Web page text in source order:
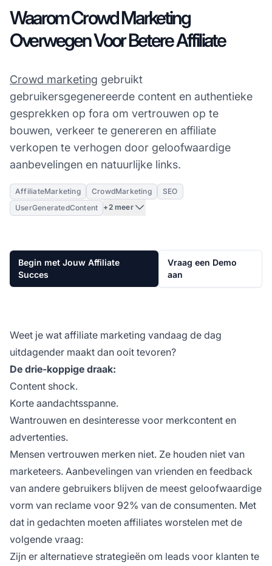
Waarom Crowd Marketing
Overwegen Voor Betere Affiliate
Crowd marketing gebruikt
gebruikersgegenereerde content en authentieke
gesprekken op fora om vertrouwen op te
bouwen, verkeer te genereren en affiliate
verkopen te verhogen door geloofwaardige
aanbevelingen en natuurlijke links.
AffiliateMarketing CrowdMarketing
SEO
UserGeneratedContent
+2 meer
Begin met Jouw Affiliate
Succes
Vraag een Demo
aan
Weet je wat affiliate marketing vandaag de dag
uitdagender maakt dan ooit tevoren?
De drie-koppige draak:
Content shock.
Korte aandachtsspanne.
Wantrouwen en desinteresse voor merkcontent en
advertenties.
Mensen vertrouwen merken niet. Ze houden niet van
marketeers. Aanbevelingen van vrienden en feedback
van andere gebruikers blijven de meest geloofwaardige
vorm van reclame voor 92% van de consumenten. Met
dat in gedachten moeten affiliates worstelen met de
volgende vraag:
Zijn er alternatieve strategieën om leads voor klanten te